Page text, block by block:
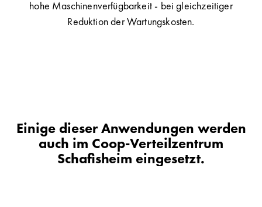
hohe Maschinenverfügbarkeit - bei gleichzeitiger
Reduktion der Wartungskosten.
Einige dieser Anwendungen werden
auch im Coop-Verteilzentrum
Schafisheim eingesetzt.